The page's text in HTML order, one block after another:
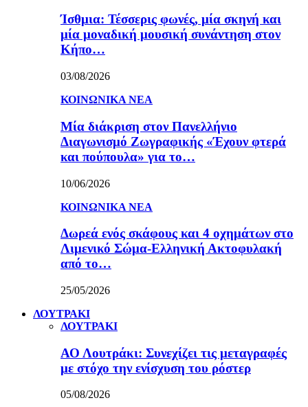
Ίσθμια: Τέσσερις φωνές, μία σκηνή και
μία μοναδική μουσική συνάντηση στον
Κήπο…
03/08/2026
ΚΟΙΝΩΝΙΚΑ ΝΕΑ
Μία διάκριση στον Πανελλήνιο
Διαγωνισμό Ζωγραφικής «Έχουν φτερά
και πούπουλα» για το…
10/06/2026
ΚΟΙΝΩΝΙΚΑ ΝΕΑ
Δωρεά ενός σκάφους και 4 οχημάτων στο
Λιμενικό Σώμα-Ελληνική Ακτοφυλακή
από το…
25/05/2026
ΛΟΥΤΡΑΚΙ
ΛΟΥΤΡΑΚΙ
ΑΟ Λουτράκι: Συνεχίζει τις μεταγραφές
με στόχο την ενίσχυση του ρόστερ
05/08/2026